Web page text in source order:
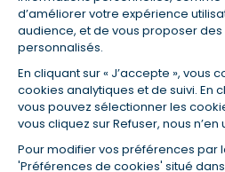
d’améliorer votre expérience
audience, et de vous proposer
personnalisés.
En cliquant sur « J’accepte », vous
cookies analytiques et de suivi. En
vous pouvez sélectionner les
vous cliquez sur Refuser, nous
Pour modifier vos préférences par
'Préférences de cookies' situé
En vous abonnant, vous acceptez
et notre politique de données
vous désabonner à tout moment
chaque newsletter que vous
Certifié ISO